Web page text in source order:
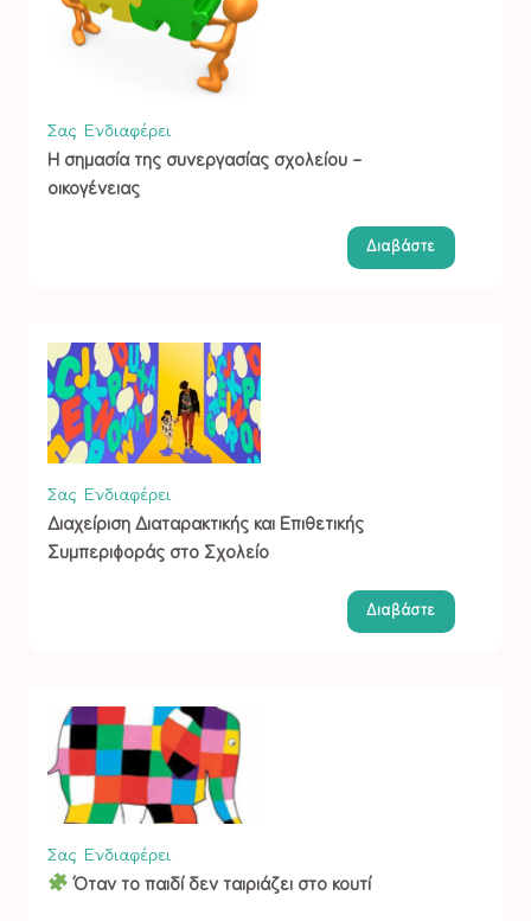
Σας Ενδιαφέρει
Η σημασία της συνεργασίας σχολείου –
οικογένειας
Διαβάστε
Σας Ενδιαφέρει
Διαχείριση Διαταρακτικής και Επιθετικής
Συμπεριφοράς στο Σχολείο
Διαβάστε
Σας Ενδιαφέρει
Όταν το παιδί δεν ταιριάζει στο κουτί